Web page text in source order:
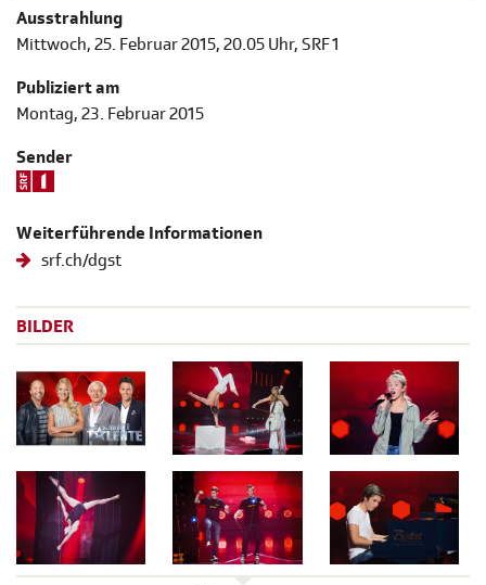
Ausstrahlung
Mittwoch, 25. Februar 2015, 20.05 Uhr, SRF 1
Publiziert am
Montag, 23. Februar 2015
Sender
Weiterführende Informationen
srf.ch/dgst
BILDER